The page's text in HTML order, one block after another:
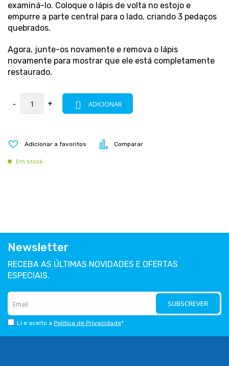
examiná-lo. Coloque o lápis de volta no estojo e
empurre a parte central para o lado, criando 3 pedaços
quebrados.
Agora, junte-os novamente e remova o lápis
novamente para mostrar que ele está completamente
restaurado.
- + ADICIONAR
Adicionar a favoritos Comparar
Em stock
Newsletter
RECEBA AS ÚLTIMAS NOVIDADES E OFERTAS
ESPECIAIS.
SUBSCREVER
Li e aceito a Política de Privacidade*